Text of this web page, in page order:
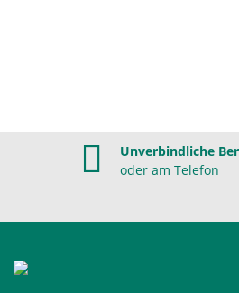
Unverbindliche
oder am Telefon